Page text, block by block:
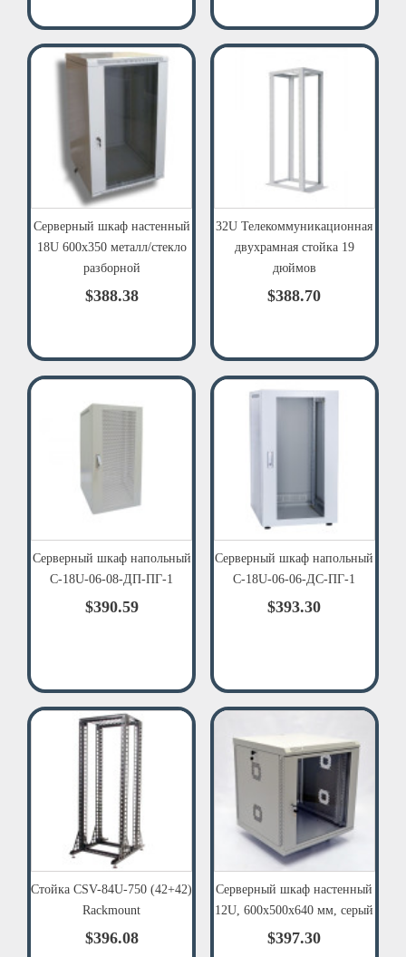
Серверный шкаф настенный
18U 600x350 металл/стекло
разборной
$388.38
32U Телекоммуникационная
двухрамная стойка 19
дюймов
$388.70
Серверный шкаф напольный
С-18U-06-08-ДП-ПГ-1
$390.59
Серверный шкаф напольный
С-18U-06-06-ДС-ПГ-1
$393.30
Стойка CSV-84U-750 (42+42)
Rackmount
$396.08
Серверный шкаф настенный
12U, 600x500x640 мм, серый
$397.30